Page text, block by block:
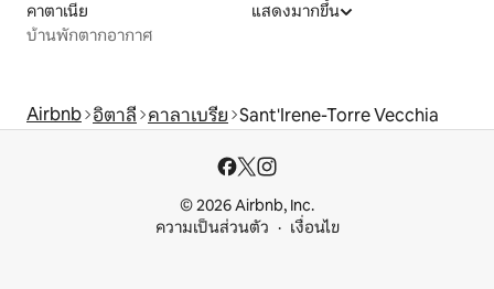
คาตาเนีย
บ้านพักตากอากาศ
แสดงมากขึ้น
Airbnb อิตาลี คาลาเบรีย Sant'Irene-Torre Vecchia
© 2026 Airbnb, Inc.
ความเป็นส่วนตัว
เงื่อนไข